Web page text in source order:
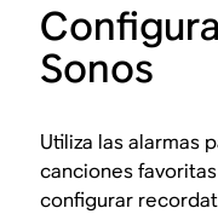
Sonos
Utiliza las alarmas
canciones
configurar